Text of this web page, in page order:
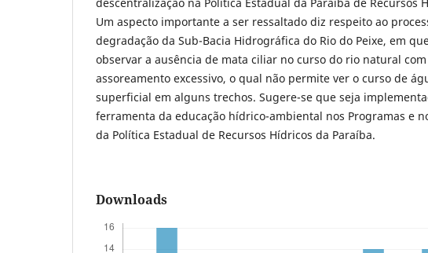
Um aspecto importante a ser ressaltado diz respeito ao
degradação da Sub-Bacia Hidrográfica do Rio do Peixe, em
observar a ausência de mata ciliar no curso do rio natural com
assoreamento excessivo, o qual não permite ver o curso de
superficial em alguns trechos. Sugere-se que seja
ferramenta da educação hídrico-ambiental nos Programas e
da Política Estadual de Recursos Hídricos da Paraíba.
Downloads